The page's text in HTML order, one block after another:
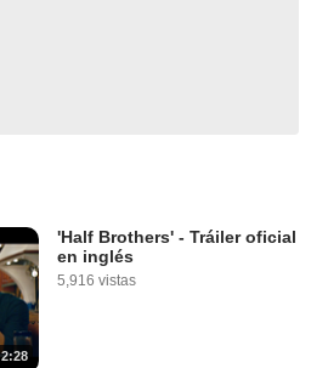
2:28
'Half Brothers' - Tráiler oficial
en inglés
5,916 vistas